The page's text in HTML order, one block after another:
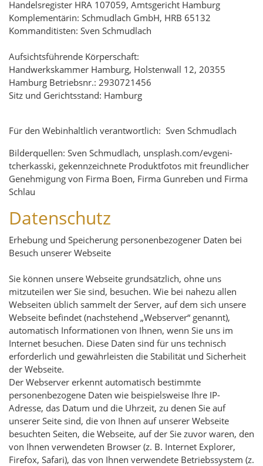
Handelsregister HRA 107059, Amtsgericht Hamburg
Komplementärin: Schmudlach GmbH, HRB 65132
Kommanditisten: Sven Schmudlach
Aufsichtsführende Körperschaft:
Handwerkskammer Hamburg, Holstenwall 12, 20355
Hamburg Betriebsnr.: 2930721456
Sitz und Gerichtsstand: Hamburg
Für den Webinhaltlich verantwortlich: Sven Schmudlach
Bilderquellen: Sven Schmudlach, unsplash.com/evgeni-
tcherkasski, gekennzeichnete Produktfotos mit freundlicher
Genehmigung von Firma Boen, Firma Gunreben und Firma
Schlau
Datenschutz
Erhebung und Speicherung personenbezogener Daten bei
Besuch unserer Webseite
Sie können unsere Webseite grundsätzlich, ohne uns
mitzuteilen wer Sie sind, besuchen. Wie bei nahezu allen
Webseiten üblich sammelt der Server, auf dem sich unsere
Webseite befindet (nachstehend „Webserver“ genannt),
automatisch Informationen von Ihnen, wenn Sie uns im
Internet besuchen. Diese Daten sind für uns technisch
erforderlich und gewährleisten die Stabilität und Sicherheit
der Webseite.
Der Webserver erkennt automatisch bestimmte
personenbezogene Daten wie beispielsweise Ihre IP-
Adresse, das Datum und die Uhrzeit, zu denen Sie auf
unserer Seite sind, die von Ihnen auf unserer Webseite
besuchten Seiten, die Webseite, auf der Sie zuvor waren, den
von Ihnen verwendeten Browser (z. B. Internet Explorer,
Firefox, Safari), das von Ihnen verwendete Betriebssystem (z.